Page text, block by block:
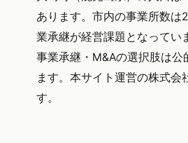
あります。市内の事業所数
業承継が経営課題となってい
事業承継・M&Aの選択肢は
ます。本サイト運営の株式
す。